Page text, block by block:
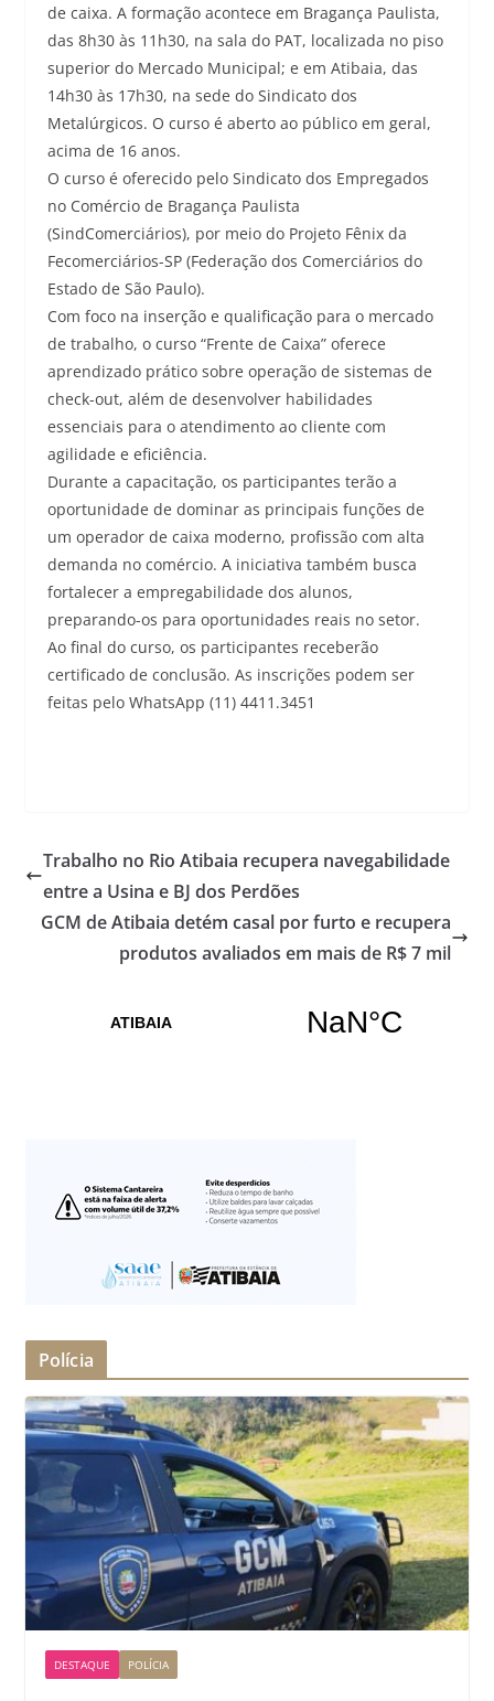
de caixa. A formação acontece em Bragança Paulista,
das 8h30 às 11h30, na sala do PAT, localizada no piso
superior do Mercado Municipal; e em Atibaia, das
14h30 às 17h30, na sede do Sindicato dos
Metalúrgicos. O curso é aberto ao público em geral,
acima de 16 anos.
O curso é oferecido pelo Sindicato dos Empregados
no Comércio de Bragança Paulista
(SindComerciários), por meio do Projeto Fênix da
Fecomerciários-SP (Federação dos Comerciários do
Estado de São Paulo).
Com foco na inserção e qualificação para o mercado
de trabalho, o curso “Frente de Caixa” oferece
aprendizado prático sobre operação de sistemas de
check-out, além de desenvolver habilidades
essenciais para o atendimento ao cliente com
agilidade e eficiência.
Durante a capacitação, os participantes terão a
oportunidade de dominar as principais funções de
um operador de caixa moderno, profissão com alta
demanda no comércio. A iniciativa também busca
fortalecer a empregabilidade dos alunos,
preparando-os para oportunidades reais no setor.
Ao final do curso, os participantes receberão
certificado de conclusão. As inscrições podem ser
feitas pelo WhatsApp (11) 4411.3451
Trabalho no Rio Atibaia recupera navegabilidade
entre a Usina e BJ dos Perdões
GCM de Atibaia detém casal por furto e recupera
produtos avaliados em mais de R$ 7 mil
Polícia
DESTAQUE POLÍCIA